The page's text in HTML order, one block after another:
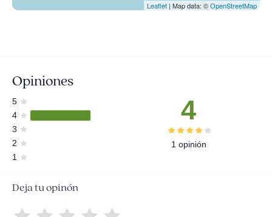
Leaflet | Map data: ©OpenStreetMap
Opiniones
5
4
3
2
1
4
1 opinión
Deja tu opinón